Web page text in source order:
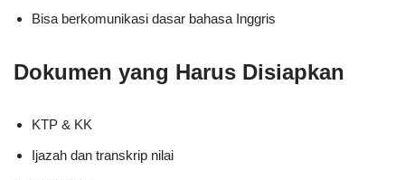
Bisa berkomunikasi dasar bahasa Inggris
Dokumen yang Harus Disiapkan
KTP & KK
Ijazah dan transkrip nilai